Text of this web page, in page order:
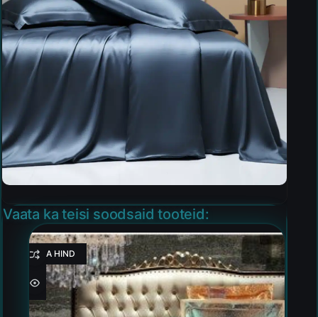
Vaata ka teisi soodsaid tooteid:
HEA HIND